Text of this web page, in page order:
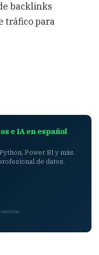
backlinks
tráfico para
e IA en español
Power BI y más.
de datos.